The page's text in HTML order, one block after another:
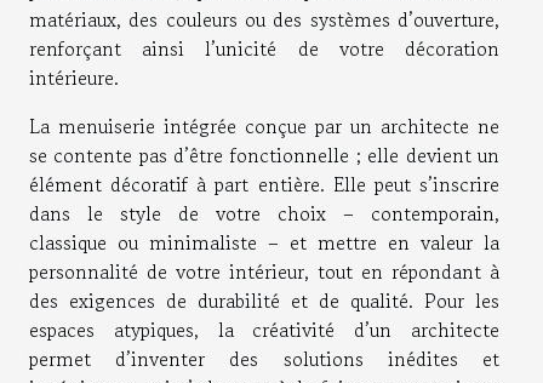
matériaux, des couleurs ou des systèmes d’ouverture,
renforçant ainsi l’unicité de votre décoration
intérieure.
La menuiserie intégrée conçue par un architecte ne
se contente pas d’être fonctionnelle ; elle devient un
élément décoratif à part entière. Elle peut s’inscrire
dans le style de votre choix – contemporain,
classique ou minimaliste – et mettre en valeur la
personnalité de votre intérieur, tout en répondant à
des exigences de durabilité et de qualité. Pour les
espaces atypiques, la créativité d’un architecte
permet d’inventer des solutions inédites et